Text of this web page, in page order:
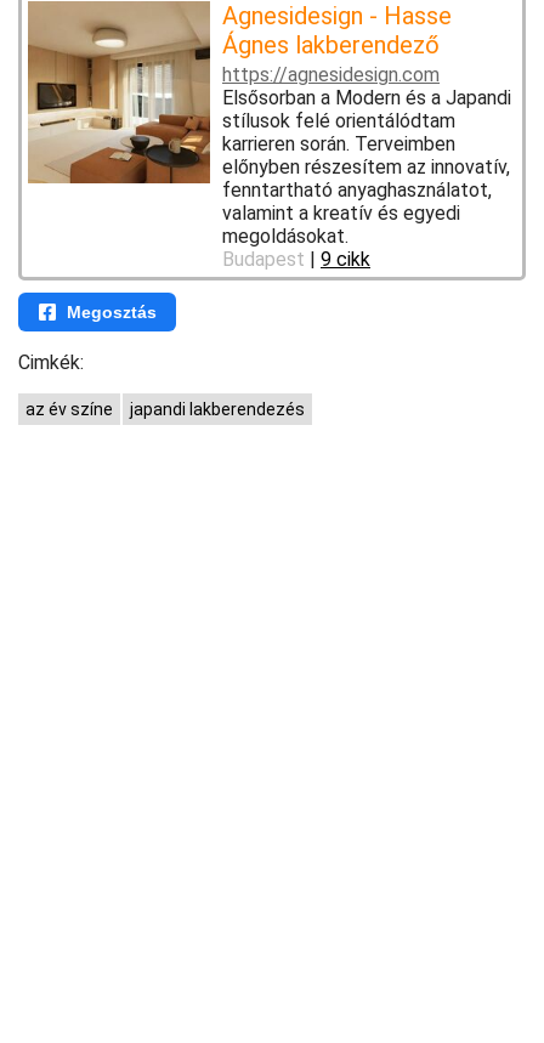
Agnesidesign - Hasse
Ágnes lakberendező
https://agnesidesign.com
Elsősorban a Modern és a Japandi
stílusok felé orientálódtam
karrieren során. Terveimben
előnyben részesítem az innovatív,
fenntartható anyaghasználatot,
valamint a kreatív és egyedi
megoldásokat.
Budapest
9 cikk
Megosztás
Cimkék:
az év színe japandi lakberendezés